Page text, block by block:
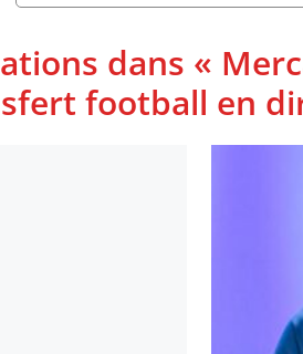
dans «
football en